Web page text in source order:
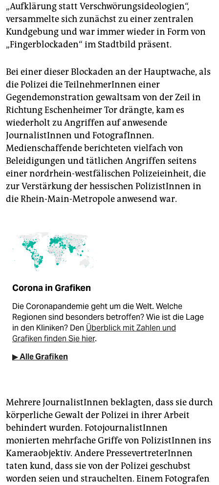
„Aufklärung statt Verschwörungsideologien“,
versammelte sich zunächst zu einer zentralen
Kundgebung und war immer wieder in Form von
„Fingerblockaden“ im Stadtbild präsent.
Bei einer dieser Blockaden an der Hauptwache, als
die Polizei die TeilnehmerInnen einer
Gegendemonstration gewaltsam von der Zeil in
Richtung Eschenheimer Tor drängte, kam es
wiederholt zu Angriffen auf anwesende
JournalistInnen und FotografInnen.
Medienschaffende berichteten vielfach von
Beleidigungen und tätlichen Angriffen seitens
einer nordrhein-westfälischen Polizeieinheit, die
zur Verstärkung der hessischen PolizistInnen in
die Rhein-Main-Metropole anwesend war.
Corona in Grafiken
Die Coronapandemie geht um die Welt. Welche
Regionen sind besonders betroffen? Wie ist die Lage
in den Kliniken? Den Überblick mit Zahlen und
Grafiken finden Sie hier.
▶ Alle Grafiken
Mehrere JournalistInnen beklagten, dass sie durch
körperliche Gewalt der Polizei in ihrer Arbeit
behindert wurden. FotojournalistInnen
monierten mehrfache Griffe von PolizistInnen ins
Kameraobjektiv. Andere PressevertreterInnen
taten kund, dass sie von der Polizei geschubst
worden seien und strauchelten. Einem Fotografen